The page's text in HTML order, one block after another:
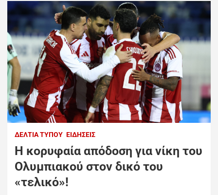
ΔΕΛΤΊΑ ΤΎΠΟΥ ΕΙΔΉΣΕΙΣ
Η κορυφαία απόδοση για νίκη του
Ολυμπιακού στον δικό του
«τελικό»!